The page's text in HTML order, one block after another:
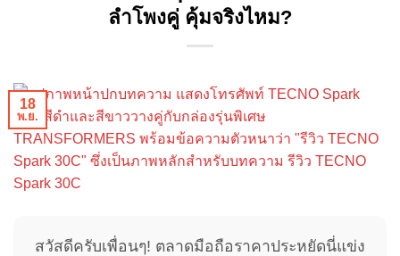
ลำโพงคู่ คุ้มจริงไหม?
18
พ.ย.
สวัสดีครับเพื่อนๆ! ตลาดมือถือราคาประหยัดนี่แข่ง